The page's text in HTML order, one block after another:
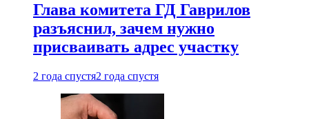
Глава комитета ГД Гаврилов
разъяснил, зачем нужно
присваивать адрес участку
2 года спустя2 года спустя